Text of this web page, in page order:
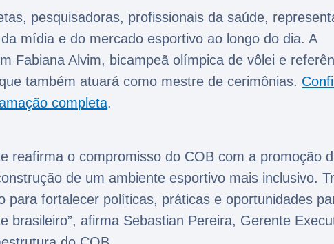
pesquisadoras, profissionais da saúde,
mídia e do mercado esportivo ao longo do dia. A
Fabiana Alvim, bicampeã olímpica de vôlei e
também atuará como mestre de cerimônias.
completa.
reafirma o compromisso do COB com a promoção
de um ambiente esportivo mais inclusivo.
para fortalecer políticas, práticas e oportunidades
brasileiro”, afirma Sebastian Pereira, Gerente